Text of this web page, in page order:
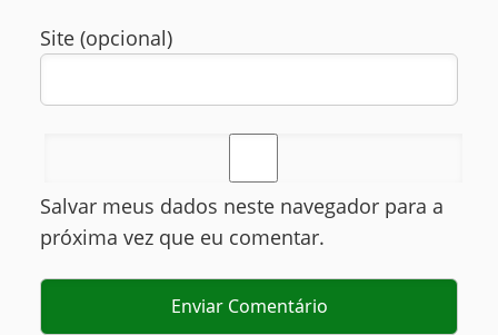
Site (opcional)
Salvar meus dados neste navegador para a
próxima vez que eu comentar.